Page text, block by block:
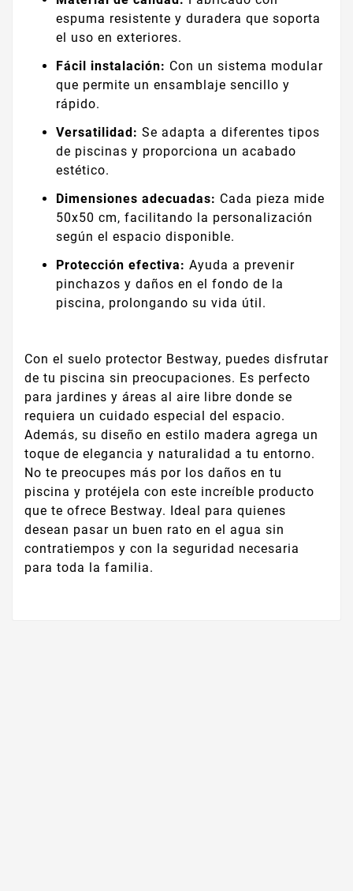
espuma resistente y duradera que soporta
el uso en exteriores.
Fácil instalación: Con un sistema modular
que permite un ensamblaje sencillo y
rápido.
Versatilidad: Se adapta a diferentes tipos
de piscinas y proporciona un acabado
estético.
Dimensiones adecuadas: Cada pieza mide
50x50 cm, facilitando la personalización
según el espacio disponible.
Protección efectiva: Ayuda a prevenir
pinchazos y daños en el fondo de la
piscina, prolongando su vida útil.
Con el suelo protector Bestway, puedes disfrutar
de tu piscina sin preocupaciones. Es perfecto
para jardines y áreas al aire libre donde se
requiera un cuidado especial del espacio.
Además, su diseño en estilo madera agrega un
toque de elegancia y naturalidad a tu entorno.
No te preocupes más por los daños en tu
piscina y protéjela con este increíble producto
que te ofrece Bestway. Ideal para quienes
desean pasar un buen rato en el agua sin
contratiempos y con la seguridad necesaria
para toda la familia.